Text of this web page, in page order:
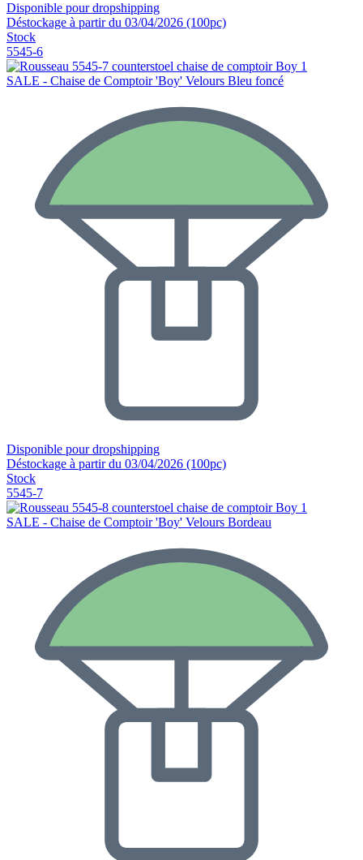
Disponible pour dropshipping
Déstockage à partir du 03/04/2026 (100pc)
Stock
5545-6
SALE - Chaise de Comptoir 'Boy' Velours Bleu foncé
Disponible pour dropshipping
Déstockage à partir du 03/04/2026 (100pc)
Stock
5545-7
SALE - Chaise de Comptoir 'Boy' Velours Bordeau